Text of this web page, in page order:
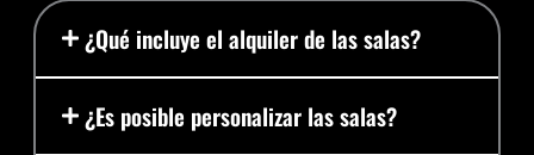
¿Qué incluye el alquiler de las salas?
¿Es posible personalizar las salas?